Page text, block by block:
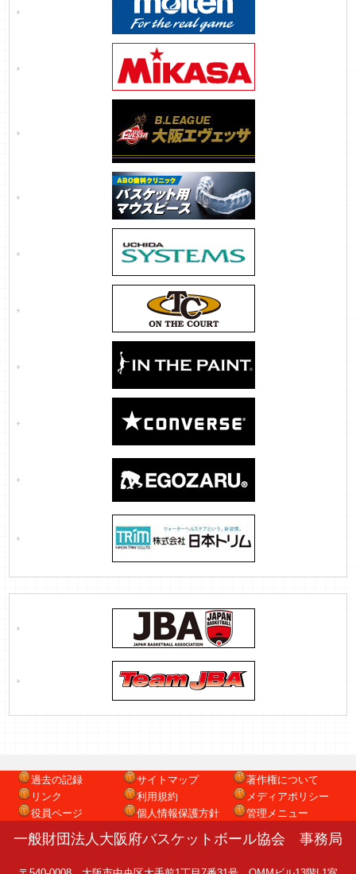
過去の記録
リンク
役員ページ
サイトマップ
利用規約
個人情報保護方針
著作権について
メディアポリシー
管理メニュー
一般財団法人大阪府バスケットボール協会 事務局